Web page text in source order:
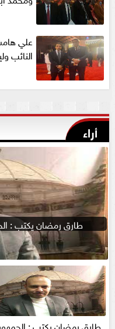
علي
النائب
أراء
طارق رمضان يكتب :
طارق رمضان يكتب :